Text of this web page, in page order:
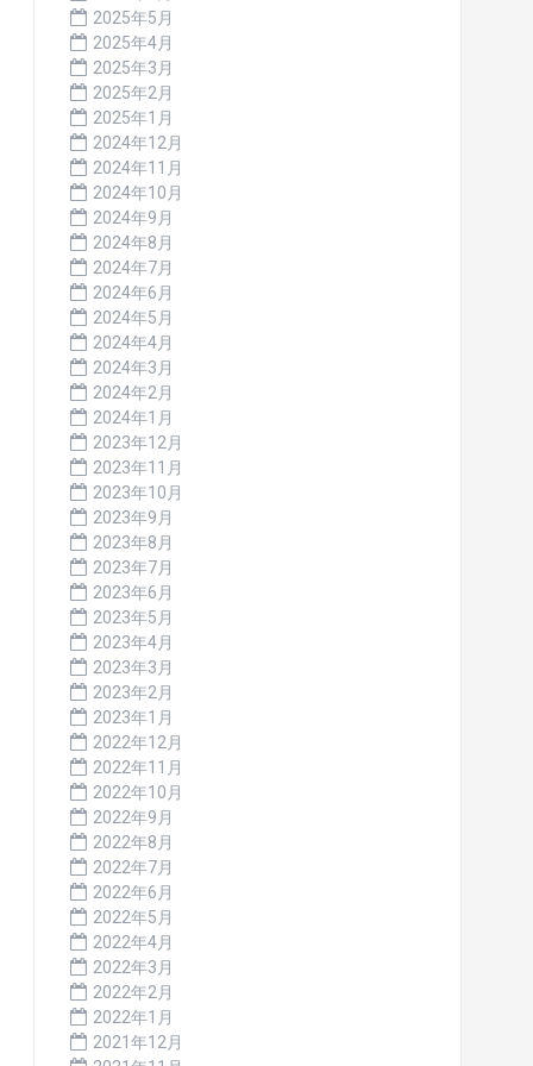
2025年5月
2025年4月
2025年3月
2025年2月
2025年1月
2024年12月
2024年11月
2024年10月
2024年9月
2024年8月
2024年7月
2024年6月
2024年5月
2024年4月
2024年3月
2024年2月
2024年1月
2023年12月
2023年11月
2023年10月
2023年9月
2023年8月
2023年7月
2023年6月
2023年5月
2023年4月
2023年3月
2023年2月
2023年1月
2022年12月
2022年11月
2022年10月
2022年9月
2022年8月
2022年7月
2022年6月
2022年5月
2022年4月
2022年3月
2022年2月
2022年1月
2021年12月